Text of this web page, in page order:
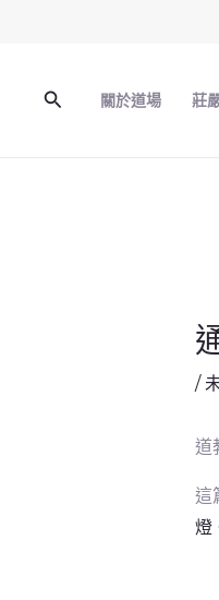
搜
關於道場 莊
/
道
這
燈